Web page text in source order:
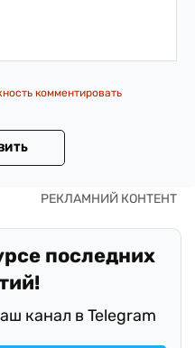
комментировать
последних
канал в Telegram